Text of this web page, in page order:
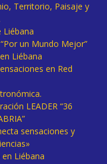
Territorio, Paisaje y
Liébana
un Mundo Mejor”
Liébana
en Red
LEADER “36
sensaciones y
Liébana